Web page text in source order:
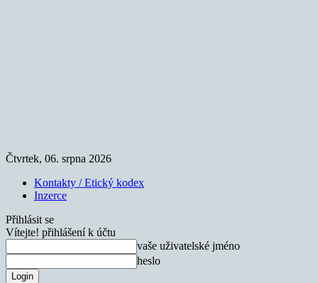
Čtvrtek, 06. srpna 2026
Kontakty / Etický kodex
Inzerce
Přihlásit se
Vítejte! přihlášení k účtu
vaše uživatelské jméno
heslo